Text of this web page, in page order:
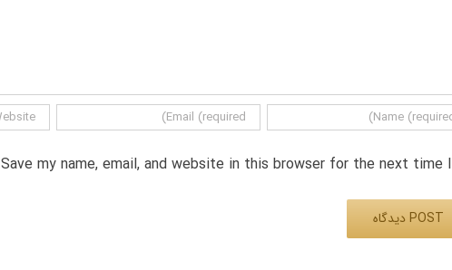
Save my name, email, and website in this browser for the next time I دیدگاه.